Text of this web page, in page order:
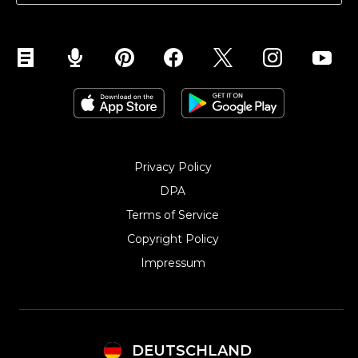
Ecwid für Joomla
Ecwid für Jimdo
Privacy Policy
DPA
Terms of Service
Copyright Policy‎
Impressum
DEUTSCHLAND